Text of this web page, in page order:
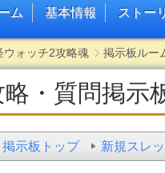
ム 基本情報 ストー
ウォッチ2攻略魂 掲示板ルー
略・質問掲示
掲示板トップ 新規スレ